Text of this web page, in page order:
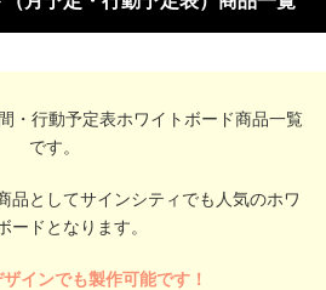
・行動予定表ホワイトボード商品一覧
です。
品としてサインシティでも人気のホワ
ードとなります。
インでも製作可能です！